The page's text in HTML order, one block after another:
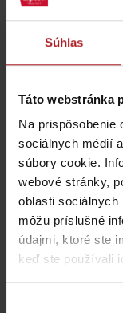
Súhlas
Táto webstránka
Na prispôsobenie
sociálnych médií
súbory cookie.
webové stránky,
oblasti sociálnych
môžu príslušné
údajmi, ktoré ste
keď ste používali
Aktivity a
Drevený
kostol Svätý Kríž
Svätý Kríž